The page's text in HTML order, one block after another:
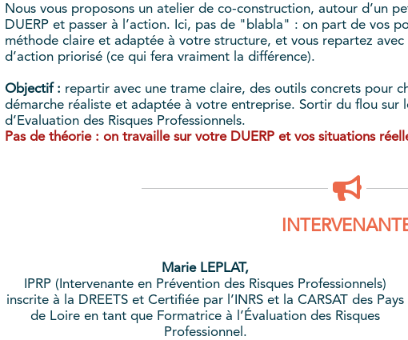
Nous vous proposons un atelier de co-construction, autour d’un
DUERP et passer à l’action. Ici, pas de "blabla" : on part de vos
méthode claire et adaptée à votre structure, et vous repartez
d’action priorisé (ce qui fera vraiment la différence).
Objectif : repartir avec une trame claire, des outils concrets pour
démarche réaliste et adaptée à votre entreprise. Sortir du flou sur
d’Evaluation des Risques Professionnels.
Pas de théorie : on travaille sur votre DUERP et vos situations
Marie LEPLAT,
IPRP (Intervenante en Prévention des Risques Professionnels)
inscrite à la DREETS et Certifiée par l’INRS et la CARSAT des Pays
de Loire en tant que Formatrice à l’Évaluation des Risques
Professionnel.